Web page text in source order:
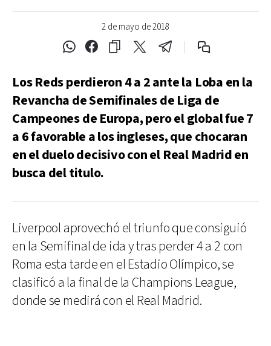
2 de mayo de 2018
Los Reds perdieron 4 a 2 ante la Loba en la
Revancha de Semifinales de Liga de
Campeones de Europa, pero el global fue 7
a 6 favorable a los ingleses, que chocaran
en el duelo decisivo con el Real Madrid en
busca del titulo.
Liverpool aprovechó el triunfo que consiguió
en la Semifinal de ida y tras perder 4 a 2 con
Roma esta tarde en el Estadio Olímpico, se
clasificó a la final de la Champions League,
donde se medirá con el Real Madrid.